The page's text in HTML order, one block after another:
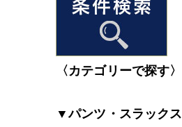
〈カテゴリーで探す〉
▼パンツ・スラックス